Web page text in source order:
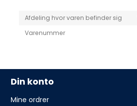
Afdeling hvor varen befinder sig
Varenummer
Din konto
Mine ordrer